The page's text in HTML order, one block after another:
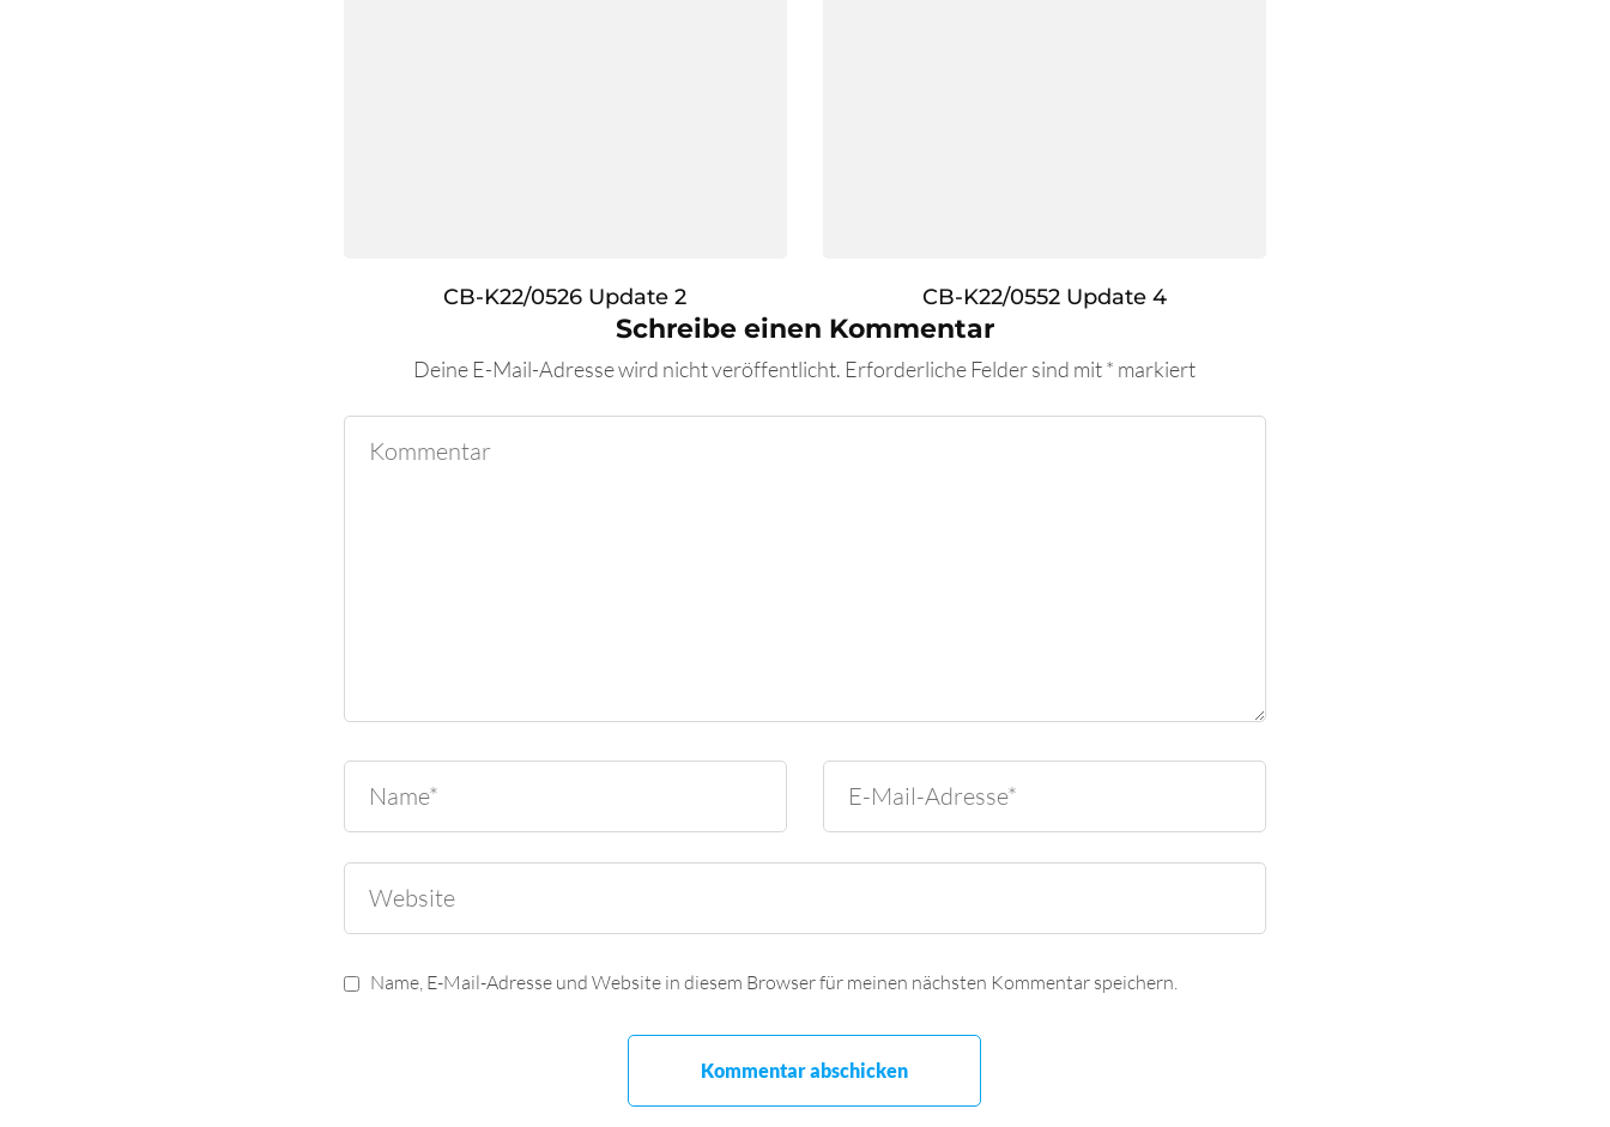
CB-K22/0526 Update 2 CB-K22/0552 Update 4
Schreibe einen Kommentar
Deine E-Mail-Adresse wird nicht veröffentlicht. Erforderliche Felder sind mit* markiert
Name, E-Mail-Adresse und Website in diesem Browser für meinen nächsten Kommentar speichern.